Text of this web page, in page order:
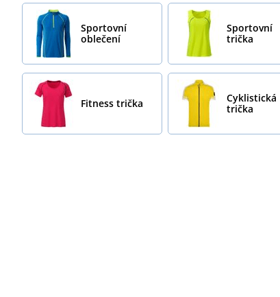
Sportovní
oblečení
Sportovní
trička
Fitness trička
Cyklistická
trička